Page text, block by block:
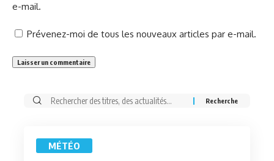
e-mail.
Prévenez-moi de tous les nouveaux articles par e-mail.
Rechercher:
MÉTÉO